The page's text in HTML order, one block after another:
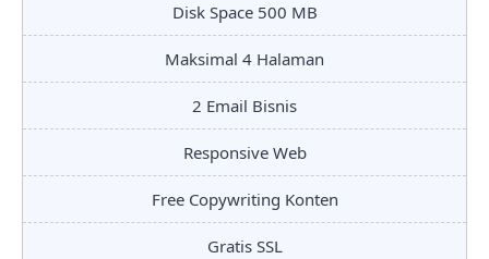
Disk Space 500 MB
Maksimal 4 Halaman
2 Email Bisnis
Responsive Web
Free Copywriting Konten
Gratis SSL